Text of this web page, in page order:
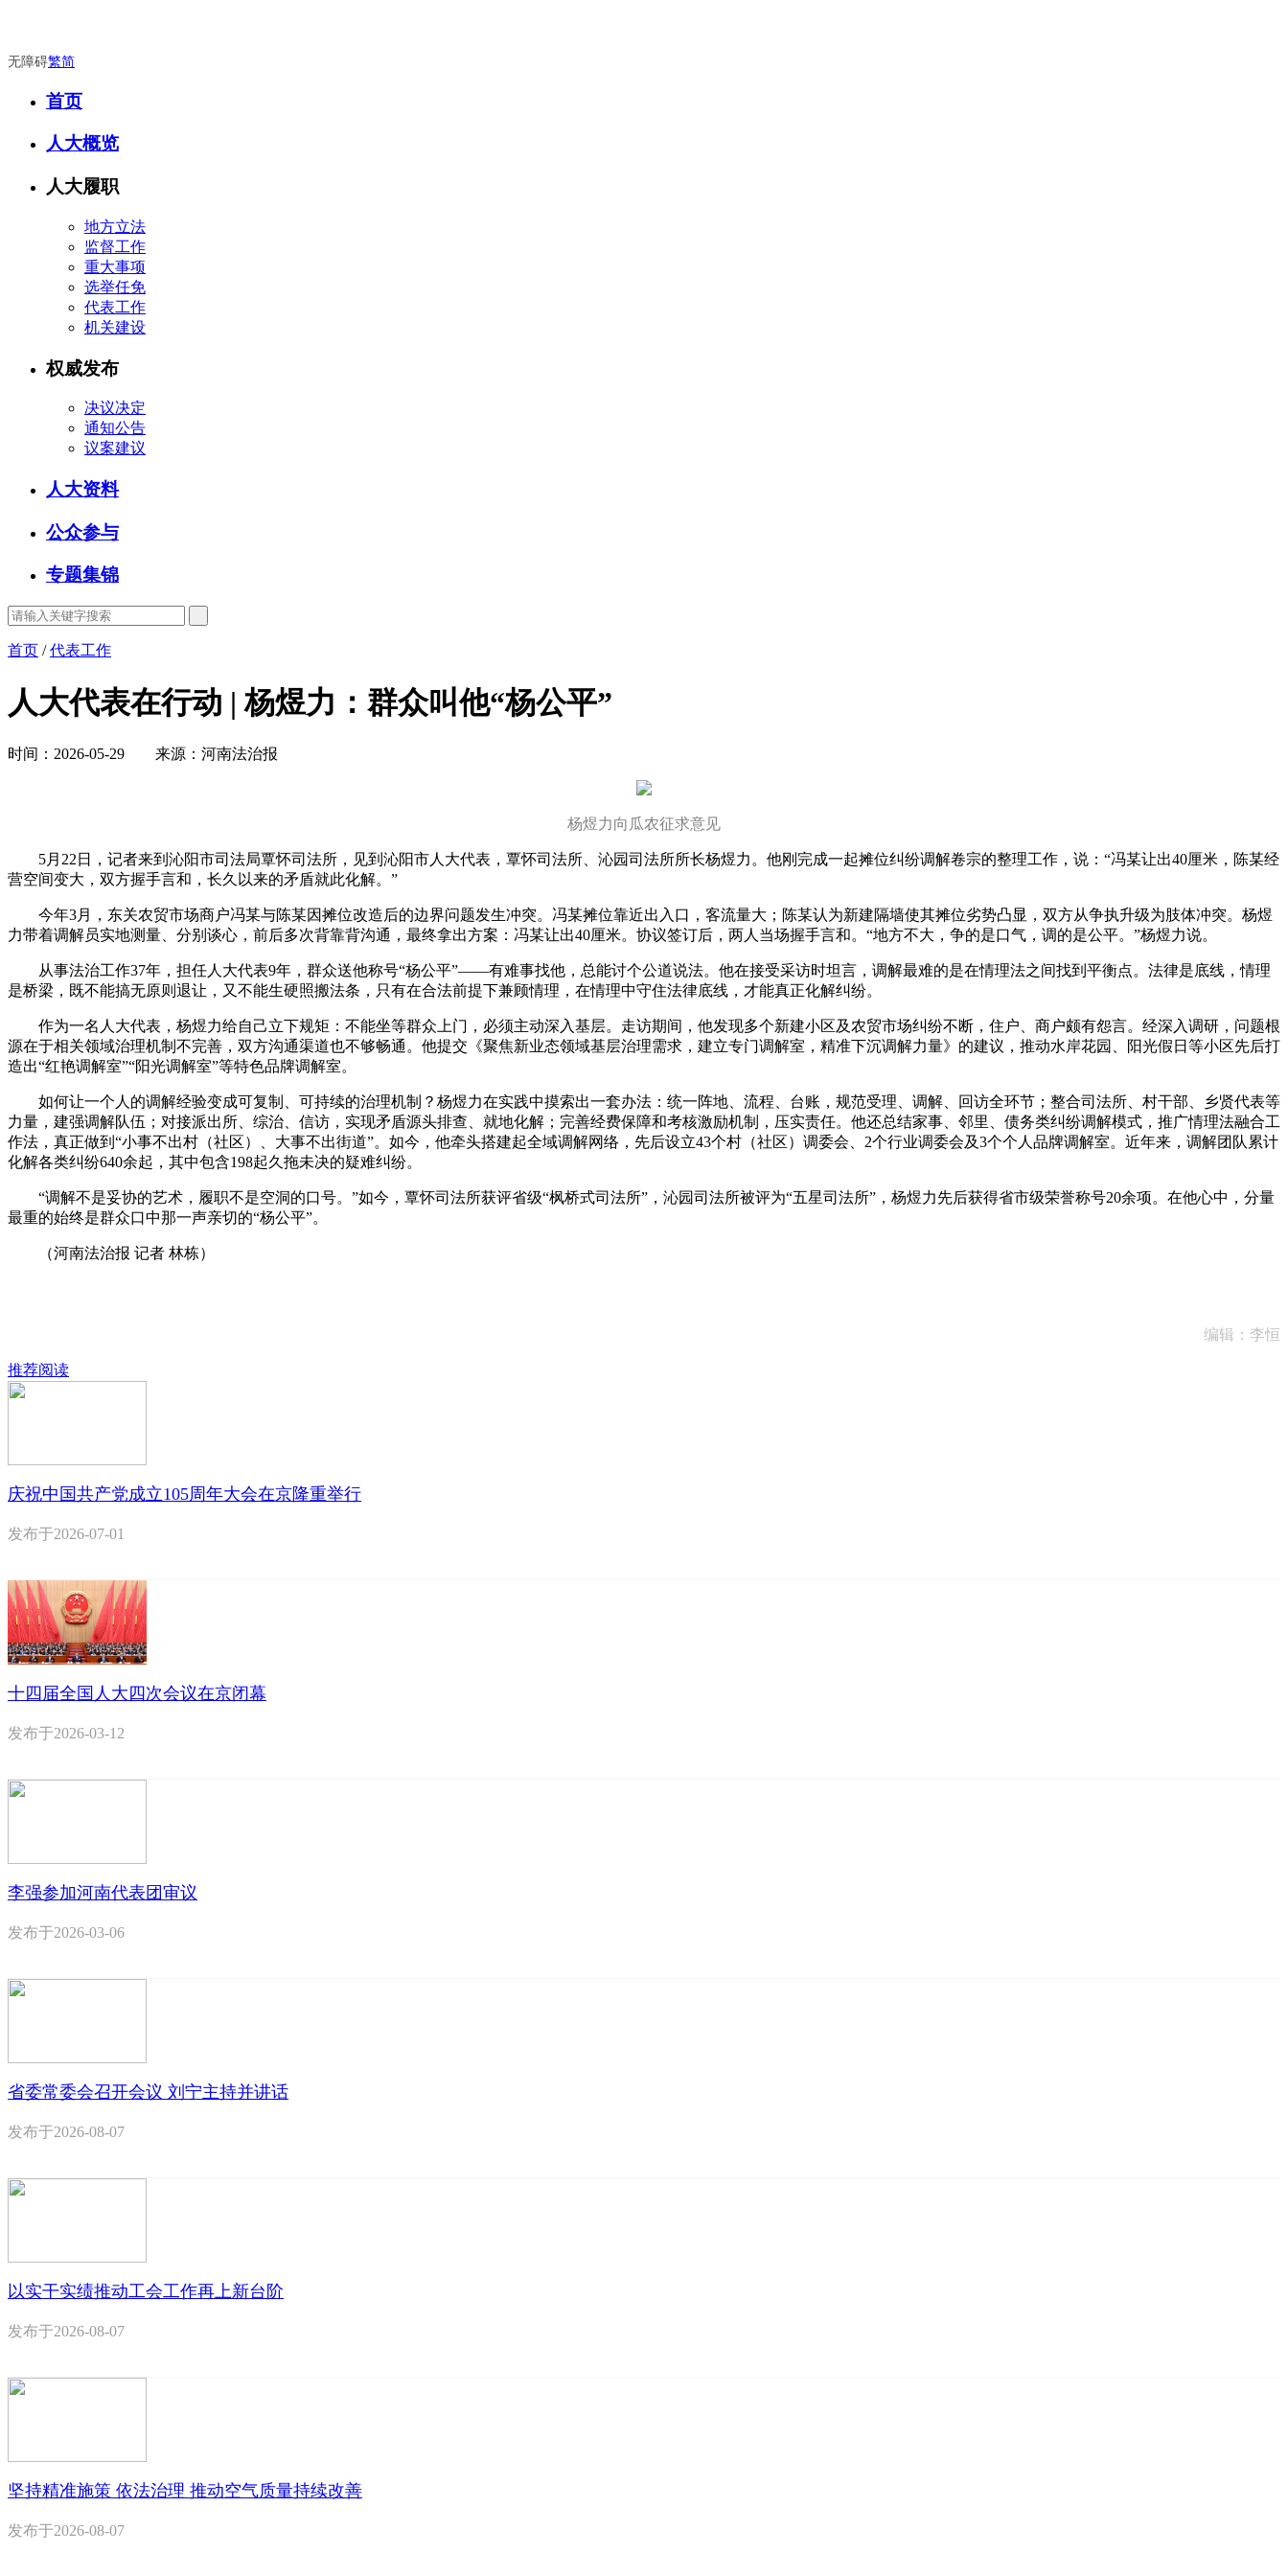
无障碍繁简
首页
人大概览
人大履职
地方立法
监督工作
重大事项
选举任免
代表工作
机关建设
权威发布
决议决定
通知公告
议案建议
人大资料
公众参与
专题集锦
首页 /代表工作
人大代表在行动 | 杨煜力：群众叫他“杨公平”
时间：2026-05-29 来源：河南法治报
杨煜力向瓜农征求意见
5月22日，记者来到沁阳市司法局覃怀司法所，见到沁阳市人大代表，覃怀司法所、沁园司法所所长杨煜力。他刚完成一起摊位纠纷调解卷宗的整理工作，说：“冯某让出40厘米，陈某经
营空间变大，双方握手言和，长久以来的矛盾就此化解。”
今年3月，东关农贸市场商户冯某与陈某因摊位改造后的边界问题发生冲突。冯某摊位靠近出入口，客流量大；陈某认为新建隔墙使其摊位劣势凸显，双方从争执升级为肢体冲突。杨煜
力带着调解员实地测量、分别谈心，前后多次背靠背沟通，最终拿出方案：冯某让出40厘米。协议签订后，两人当场握手言和。“地方不大，争的是口气，调的是公平。”杨煜力说。
从事法治工作37年，担任人大代表9年，群众送他称号“杨公平”——有难事找他，总能讨个公道说法。他在接受采访时坦言，调解最难的是在情理法之间找到平衡点。法律是底线，情理
是桥梁，既不能搞无原则退让，又不能生硬照搬法条，只有在合法前提下兼顾情理，在情理中守住法律底线，才能真正化解纠纷。
作为一名人大代表，杨煜力给自己立下规矩：不能坐等群众上门，必须主动深入基层。走访期间，他发现多个新建小区及农贸市场纠纷不断，住户、商户颇有怨言。经深入调研，问题根
源在于相关领域治理机制不完善，双方沟通渠道也不够畅通。他提交《聚焦新业态领域基层治理需求，建立专门调解室，精准下沉调解力量》的建议，推动水岸花园、阳光假日等小区先后打
造出“红艳调解室”“阳光调解室”等特色品牌调解室。
如何让一个人的调解经验变成可复制、可持续的治理机制？杨煜力在实践中摸索出一套办法：统一阵地、流程、台账，规范受理、调解、回访全环节；整合司法所、村干部、乡贤代表等
力量，建强调解队伍；对接派出所、综治、信访，实现矛盾源头排查、就地化解；完善经费保障和考核激励机制，压实责任。他还总结家事、邻里、债务类纠纷调解模式，推广情理法融合工
作法，真正做到“小事不出村（社区）、大事不出街道”。如今，他牵头搭建起全域调解网络，先后设立43个村（社区）调委会、2个行业调委会及3个个人品牌调解室。近年来，调解团队累计
化解各类纠纷640余起，其中包含198起久拖未决的疑难纠纷。
“调解不是妥协的艺术，履职不是空洞的口号。”如今，覃怀司法所获评省级“枫桥式司法所”，沁园司法所被评为“五星司法所”，杨煜力先后获得省市级荣誉称号20余项。在他心中，分量
最重的始终是群众口中那一声亲切的“杨公平”。
（河南法治报 记者 林栋）
编辑：李恒
推荐阅读
庆祝中国共产党成立105周年大会在京隆重举行
发布于2026-07-01
十四届全国人大四次会议在京闭幕
发布于2026-03-12
李强参加河南代表团审议
发布于2026-03-06
省委常委会召开会议 刘宁主持并讲话
发布于2026-08-07
以实干实绩推动工会工作再上新台阶
发布于2026-08-07
坚持精准施策 依法治理 推动空气质量持续改善
发布于2026-08-07